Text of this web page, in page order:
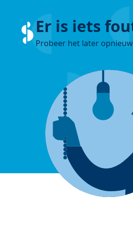
Er is iets
Probeer het later opnieuw